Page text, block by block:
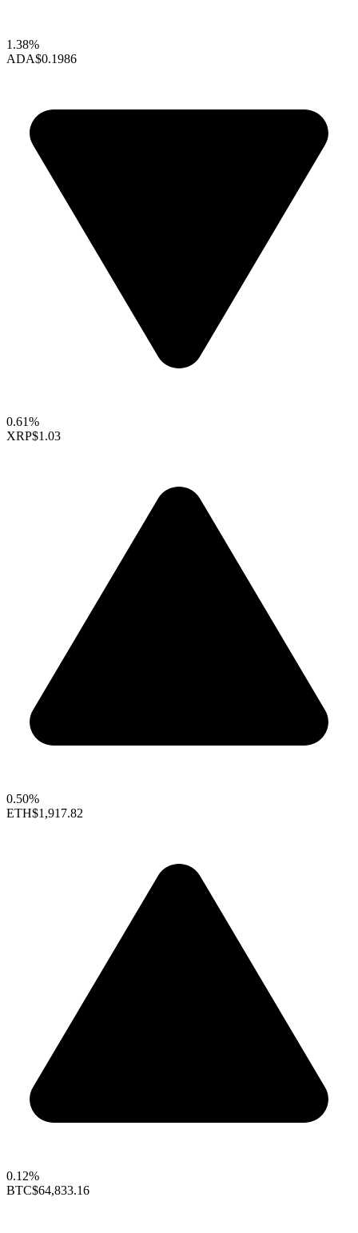
1.38%
ADA$0.1986
0.61%
XRP$1.03
0.50%
ETH$1,917.82
0.12%
BTC$64,833.16